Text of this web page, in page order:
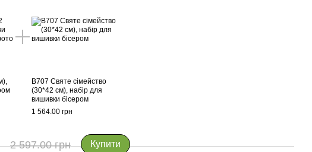
В707 Святе сімейство
(30*42 см), набір для
вишивки бісером
1 564.00 грн
2 597.00 грн
Купити